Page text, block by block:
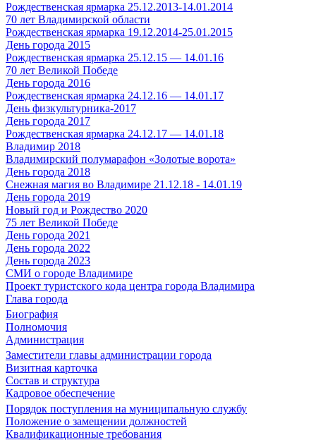
Рождественская ярмарка 25.12.2013-14.01.2014
70 лет Владимирской области
Рождественская ярмарка 19.12.2014-25.01.2015
День города 2015
Рождественская ярмарка 25.12.15 — 14.01.16
70 лет Великой Победе
День города 2016
Рождественская ярмарка 24.12.16 — 14.01.17
День физкультурника-2017
День города 2017
Рождественская ярмарка 24.12.17 — 14.01.18
Владимир 2018
Владимирский полумарафон «Золотые ворота»
День города 2018
Снежная магия во Владимире 21.12.18 - 14.01.19
День города 2019
Новый год и Рождество 2020
75 лет Великой Победе
День города 2021
День города 2022
День города 2023
СМИ о городе Владимире
Проект туристского кода центра города Владимира
Глава города
Биография
Полномочия
Администрация
Заместители главы администрации города
Визитная карточка
Состав и структура
Кадровое обеспечение
Порядок поступления на муниципальную службу
Положение о замещении должностей
Квалификационные требования